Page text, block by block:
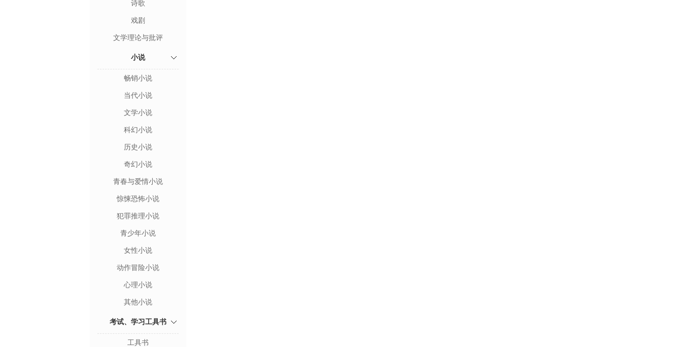
诗歌
戏剧
文学理论与批评
小说
畅销小说
当代小说
文学小说
科幻小说
历史小说
奇幻小说
青春与爱情小说
惊悚恐怖小说
犯罪推理小说
青少年小说
女性小说
动作冒险小说
心理小说
其他小说
考试、学习工具书
工具书